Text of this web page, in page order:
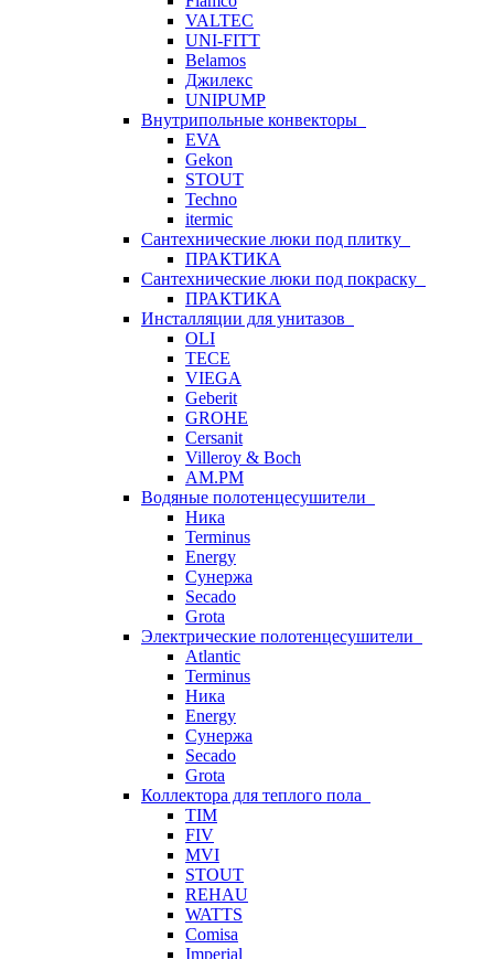
VALTEC
UNI-FITT
Belamos
Джилекс
UNIPUMP
Внутрипольные конвекторы
EVA
Gekon
STOUT
Techno
itermic
Сантехнические люки под плитку
ПРАКТИКА
Сантехнические люки под покраску
ПРАКТИКА
Инсталляции для унитазов
OLI
TECE
VIEGA
Geberit
GROHE
Cersanit
Villeroy & Boch
AM.PM
Водяные полотенцесушители
Ника
Terminus
Energy
Сунержа
Secado
Grota
Электрические полотенцесушители
Atlantic
Terminus
Ника
Energy
Сунержа
Secado
Grota
Коллектора для теплого пола
TIM
FIV
MVI
STOUT
REHAU
WATTS
Comisa
Imperial